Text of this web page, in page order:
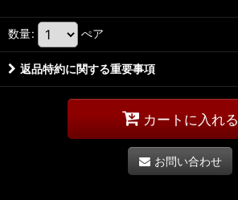
数量: ぺア
返品特約に関する重要事項
カートに入れる
お問い合わせ